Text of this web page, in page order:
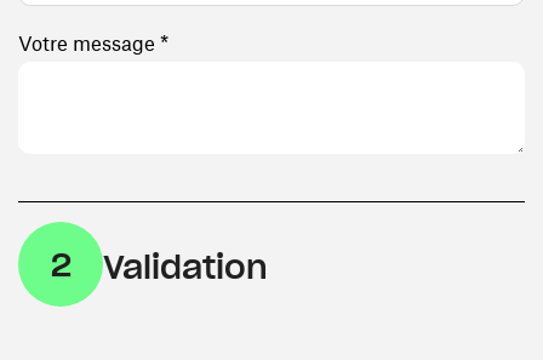
Votre message *
2 Validation